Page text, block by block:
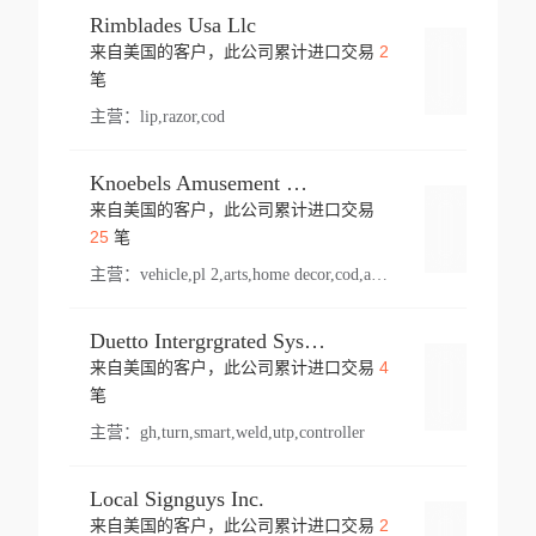
Rimblades Usa Llc
来自美国的客户，此公司累计进口交易 2
笔
主营： lip,razor,cod
Knoebels Amusement Resort
来自美国的客户，此公司累计进口交易
25笔
主营： vehicle,pl 2,arts,home decor,cod,amusement ride,sea
Duetto Intergrgrated Systems Inc.
来自美国的客户，此公司累计进口交易 4
笔
主营： gh,turn,smart,weld,utp,controller
Local Signguys Inc.
来自美国的客户，此公司累计进口交易 2